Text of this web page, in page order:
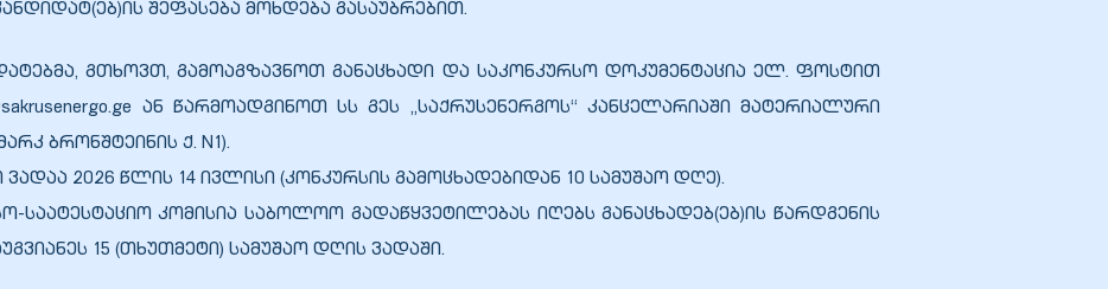
შეფასება მოხდება გასაუბრებით.
გთხოვთ, გამოაგზავნოთ განაცხადი და საკონკურსო დოკუმენტაცია ელ. ფოსტით
ან წარმოადგინოთ სს გეს „საქრუსენერგოს“ კანცელარიაში მატერიალური
ბრონშტეინის ქ. N1).
2026 წლის 14 ივლისი (კონკურსის გამოცხადებიდან 10 სამუშაო დღე).
საატესტაციო კომისია საბოლოო გადაწყვეტილებას იღებს განაცხადებ(ებ)ის წარდგენის
15 (თხუთმეტი) სამუშაო დღის ვადაში.